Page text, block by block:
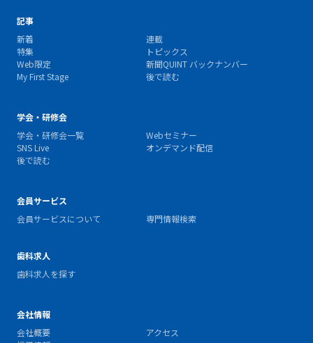
記事
新着
連載
特集
トピックス
Web限定
新聞QUINT バックナンバー
My First Stage
後で読む
学会・研修会
学会・研修会一覧
Webセミナー
SNS Live
オンデマンド配信
後で読む
会員サービス
会員サービスについて
専門情報検索
歯科求人
歯科求人を探す
会社情報
会社概要
アクセス